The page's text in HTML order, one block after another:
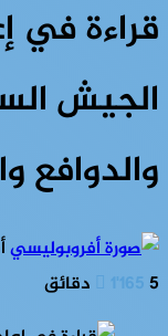
قراءة في
الجيش
والدوافع
1٬1655 دقائق